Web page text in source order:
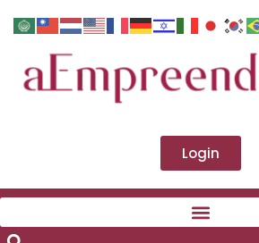
Login